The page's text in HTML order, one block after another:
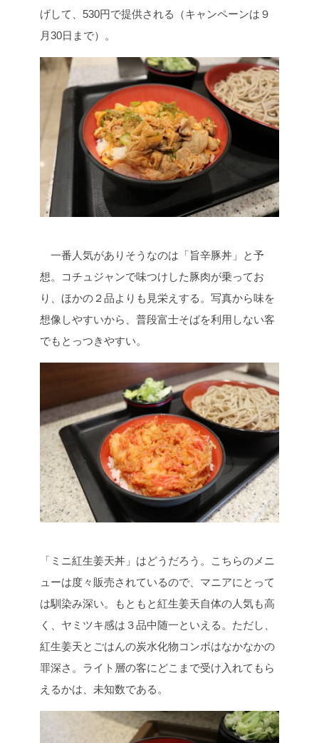
げして、530円で提供される（キャンペーンは９
月30日まで）。
一番人気がありそうなのは「旨辛豚丼」と予
想。コチュジャンで味つけした豚肉が乗ってお
り、ほかの２品よりも見栄えする。写真から味を
想像しやすいから、普段富士そばを利用しない客
でもとっつきやすい。
「ミニ紅生姜天丼」はどうだろう。こちらのメニ
ューは度々販売されているので、マニアにとって
は馴染み深い。もともと紅生姜天自体の人気も高
く、ヤミツキ感は３品中随一といえる。ただし、
紅生姜天とごはんの炭水化物コンボはなかなかの
罪深さ。ライト層の客にどこまで受け入れてもら
えるかは、未知数である。